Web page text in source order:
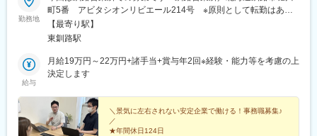
勤務地
町5番 アビタシオンリビエール214号 ※原則として転勤はあり
ません。☆全国拠点☆■札幌本社■札幌北営業所■北見営業所■旭川
営業所■釧路営業所■名寄営業所■帯広営業所■苫小牧営業所■岡山
【最寄り駅】
東釧路駅
給与
月給19万円～22万円+諸手当+賞与年2回※経験・能力等を考慮の上
決定します
＼景気に左右されない安定企業で働ける！事務職募集♪
／
★年間休日124日